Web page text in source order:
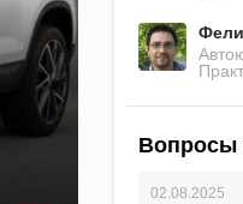
Вопросы
02.08.2025